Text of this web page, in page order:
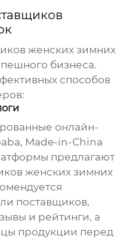
женских зимних
бизнеса.
способов
онлайн-
Made-in-China
предлагают
женских зимних
поставщиков,
и рейтинги, а
продукции перед